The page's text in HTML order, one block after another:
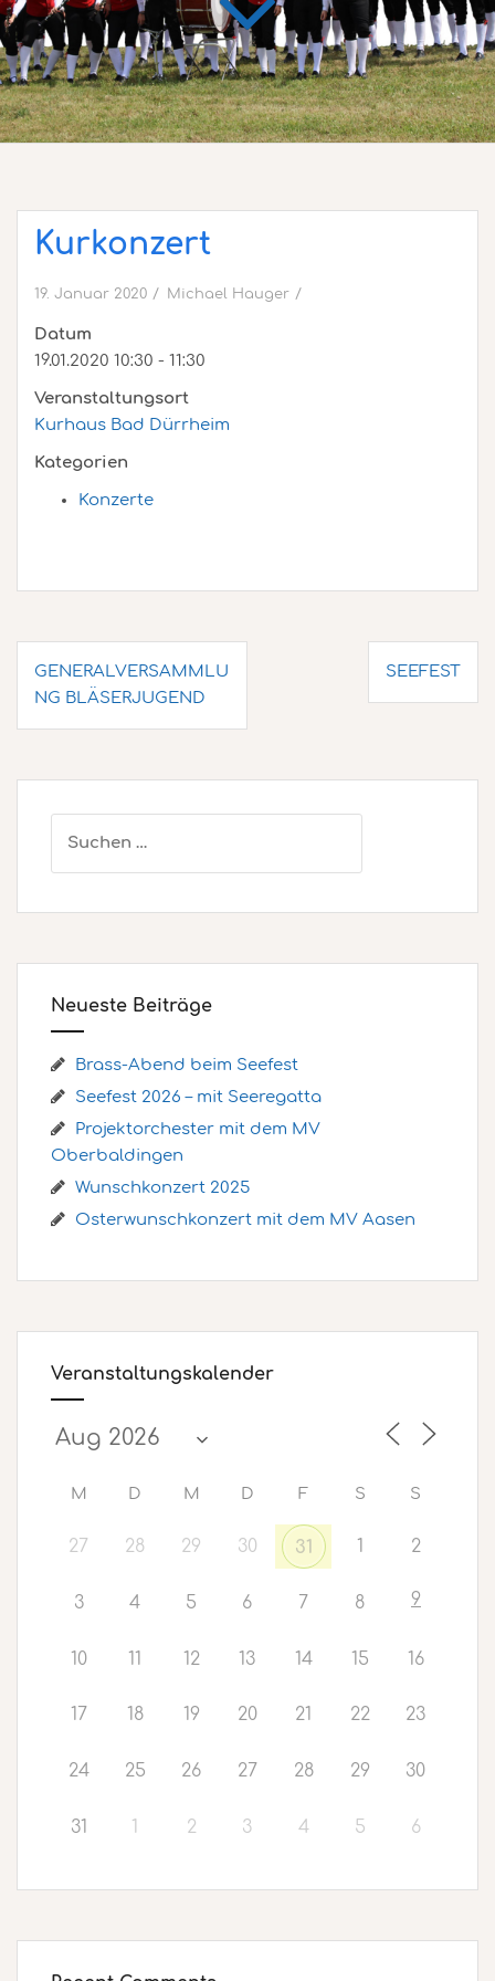
Kurkonzert
19. Januar 2020 Michael Hauger
Datum
19.01.2020 10:30 - 11:30
Veranstaltungsort
Kurhaus Bad Dürrheim
Kategorien
Konzerte
GENERALVERSAMMLU
NG BLÄSERJUGEND
SEEFEST
nach:
Neueste Beiträge
Brass-Abend beim Seefest
Seefest 2026 – mit Seeregatta
Projektorchester mit dem MV
Oberbaldingen
Wunschkonzert 2025
Osterwunschkonzert mit dem MV Aasen
Veranstaltungskalender
M D M D F S S
27 28 29 30 31 1 2
3 4 5 6 7 8 9
10 11 12 13 14 15 16
17 18 19 20 21 22 23
24 25 26 27 28 29 30
31 1 2 3 4 5 6